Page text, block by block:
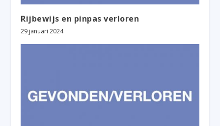
Rijbewijs en pinpas verloren
29 januari 2024